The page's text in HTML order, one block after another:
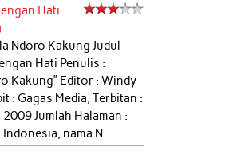
Hati
Ndoro Kakung Judul
Hati Penulis :
Kakung” Editor : Windy
: Gagas Media, Terbitan :
Jumlah Halaman :
nama N...